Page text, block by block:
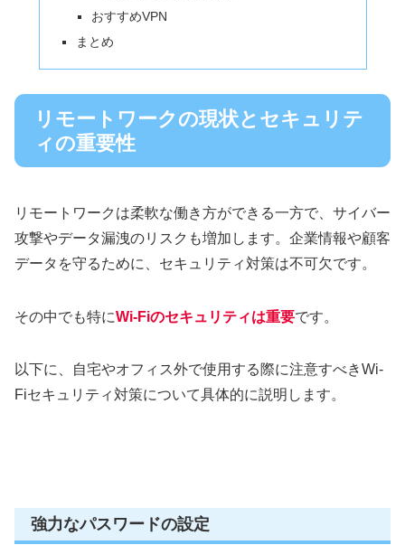
おすすめVPN
まとめ
リモートワークの現状とセキュリテ
ィの重要性
リモートワークは柔軟な働き方ができる一方で、サイバー
攻撃やデータ漏洩のリスクも増加します。企業情報や顧客
データを守るために、セキュリティ対策は不可欠です。
その中でも特にWi-Fiのセキュリティは重要です。
以下に、自宅やオフィス外で使用する際に注意すべきWi-
Fiセキュリティ対策について具体的に説明します。
強力なパスワードの設定